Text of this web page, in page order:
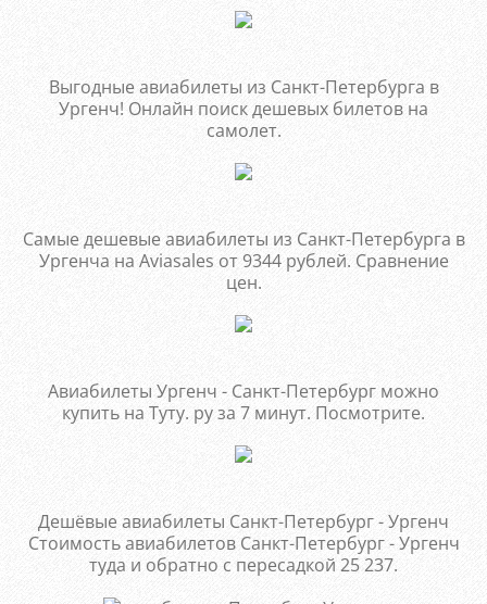
Выгодные авиабилеты из Санкт-Петербурга в
Ургенч! Онлайн поиск дешевых билетов на
самолет.
Самые дешевые авиабилеты из Санкт-Петербурга в
Ургенча на Aviasales от 9344 рублей. Сравнение
цен.
Авиабилеты Ургенч - Санкт-Петербург можно
купить на Туту. ру за 7 минут. Посмотрите.
Дешёвые авиабилеты Санкт-Петербург - Ургенч
Стоимость авиабилетов Санкт-Петербург - Ургенч
туда и обратно с пересадкой 25 237.